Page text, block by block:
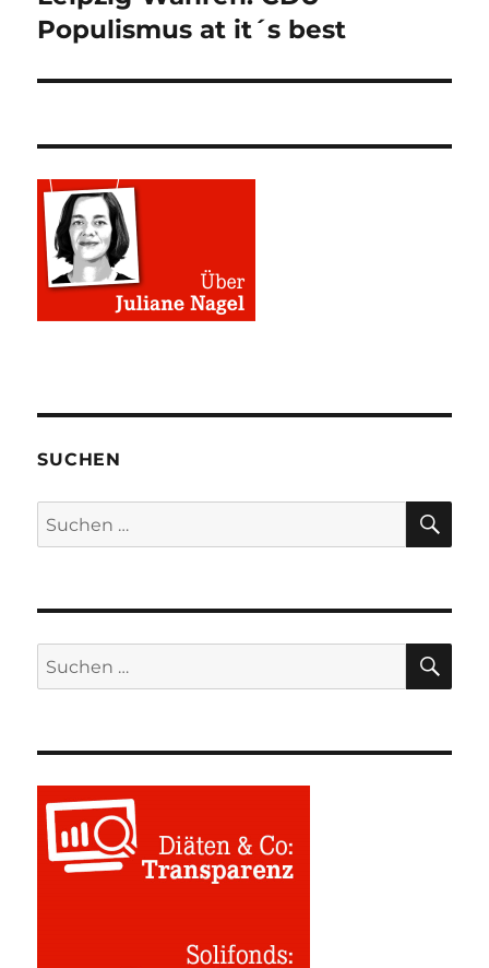
Beitrag:
Populismus at it´s best
SUCHEN
Suchen
nach:
Suchen
nach: